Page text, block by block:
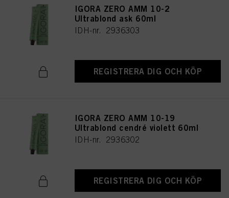
IGORA ZERO AMM 10-2
Ultrablond ask 60ml
IDH-nr. 2936303
REGISTRERA DIG OCH KÖP
IGORA ZERO AMM 10-19
Ultrablond cendré violett 60ml
IDH-nr. 2936302
REGISTRERA DIG OCH KÖP